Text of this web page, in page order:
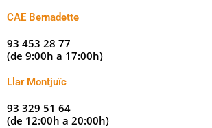
CAE Bernadette
93 453 28 77
(de 9:00h a 17:00h)
Llar Montjuïc
93 329 51 64
(de 12:00h a 20:00h)